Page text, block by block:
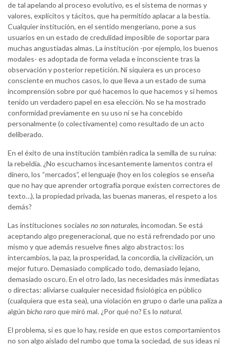
de tal apelando al proceso evolutivo, es el sistema de normas y
valores, explícitos y tácitos, que ha permitido aplacar a la bestia.
Cualquier institución, en el sentido mengeriano, pone a sus
usuarios en un estado de credulidad imposible de soportar para
muchas angustiadas almas. La institución -por ejemplo, los buenos
modales- es adoptada de forma velada e inconsciente tras la
observación y posterior repetición. Ni siquiera es un proceso
consciente en muchos casos, lo que lleva a un estado de suma
incomprensión sobre por qué hacemos lo que hacemos y si hemos
tenido un verdadero papel en esa elección. No se ha mostrado
conformidad previamente en su uso ni se ha concebido
personalmente (o colectivamente) como resultado de un acto
deliberado.
En el éxito de una institución también radica la semilla de su ruina:
la rebeldía. ¿No escuchamos incesantemente lamentos contra el
dinero, los “mercados”, el lenguaje (hoy en los colegios se enseña
que no hay que aprender ortografía porque existen correctores de
texto…), la propiedad privada, las buenas maneras, el respeto a los
demás?
Las instituciones sociales no son naturales, incomodan. Se está
aceptando algo pregeneracional, que no está refrendado por uno
mismo y que además resuelve fines algo abstractos: los
intercambios, la paz, la prosperidad, la concordia, la civilización, un
mejor futuro. Demasiado complicado todo, demasiado lejano,
demasiado oscuro. En el otro lado, las necesidades más inmediatas
o directas: aliviarse cualquier necesidad fisiológica en público
(cualquiera que esta sea), una violación en grupo o darle una paliza a
algún bicho raroque miró mal. ¿Por qué no? Es lo natural.
El problema, si es que lo hay, reside en que estos comportamientos
no son algo aislado del rumbo que toma la sociedad, de sus ideas ni